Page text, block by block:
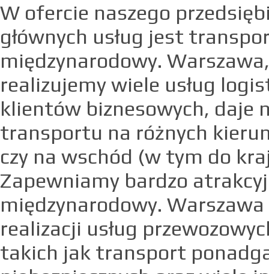
W ofercie naszego
głównych usług jest
międzynarodowy.
realizujemy wiele usług
klientów biznesowych, daje
transportu na różnych
czy na wschód (w tym do
Zapewniamy bardzo
międzynarodowy.
realizacji usług
takich jak transport